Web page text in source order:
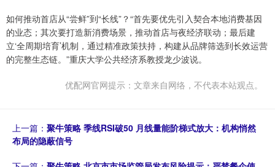
如何推动首店从“尝鲜”到“长线”？“首先要优先引入契合本地消费基因
的业态；其次要打造新消费场景，推动首店与夜经济联动；最后建
立‘全周期培育’机制，通过精准政策扶持，构建从品牌筛选到长效运营
的完整生态链。”重庆大学公共经济系教授龙少波说。
优配网官网提示：文章来自网络，不代表本站观点。
上一篇： 聚牛策略 季线RSI破50 月线量能阶梯式放大：机构悄然
布局的隐蔽信号